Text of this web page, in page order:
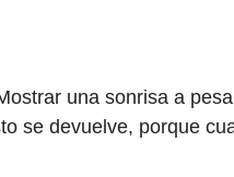
una sonrisa a
se devuelve, porque